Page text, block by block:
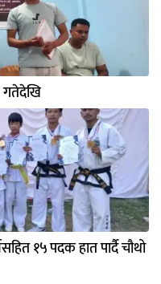
गतेदेखि
१५ पदक हात पार्दै चौथो